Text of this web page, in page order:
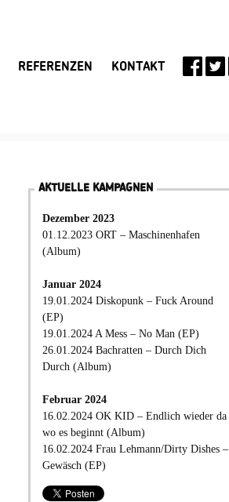
REFERENZEN KONTAKT
AKTUELLE KAMPAGNEN
Dezember 2023
01.12.2023 ORT – Maschinenhafen
(Album)
Januar 2024
19.01.2024 Diskopunk – Fuck Around
(EP)
19.01.2024 A Mess – No Man (EP)
26.01.2024 Bachratten – Durch Dich
Durch (Album)
Februar 2024
16.02.2024 OK KID – Endlich wieder da
wo es beginnt (Album)
16.02.2024 Frau Lehmann/Dirty Dishes –
Gewäsch (EP)